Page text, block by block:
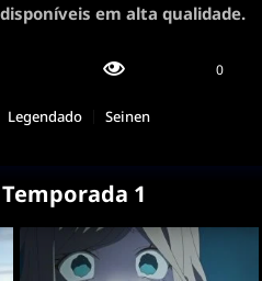
em alta qualidade.
0
Legendado Seinen
Temporada 1